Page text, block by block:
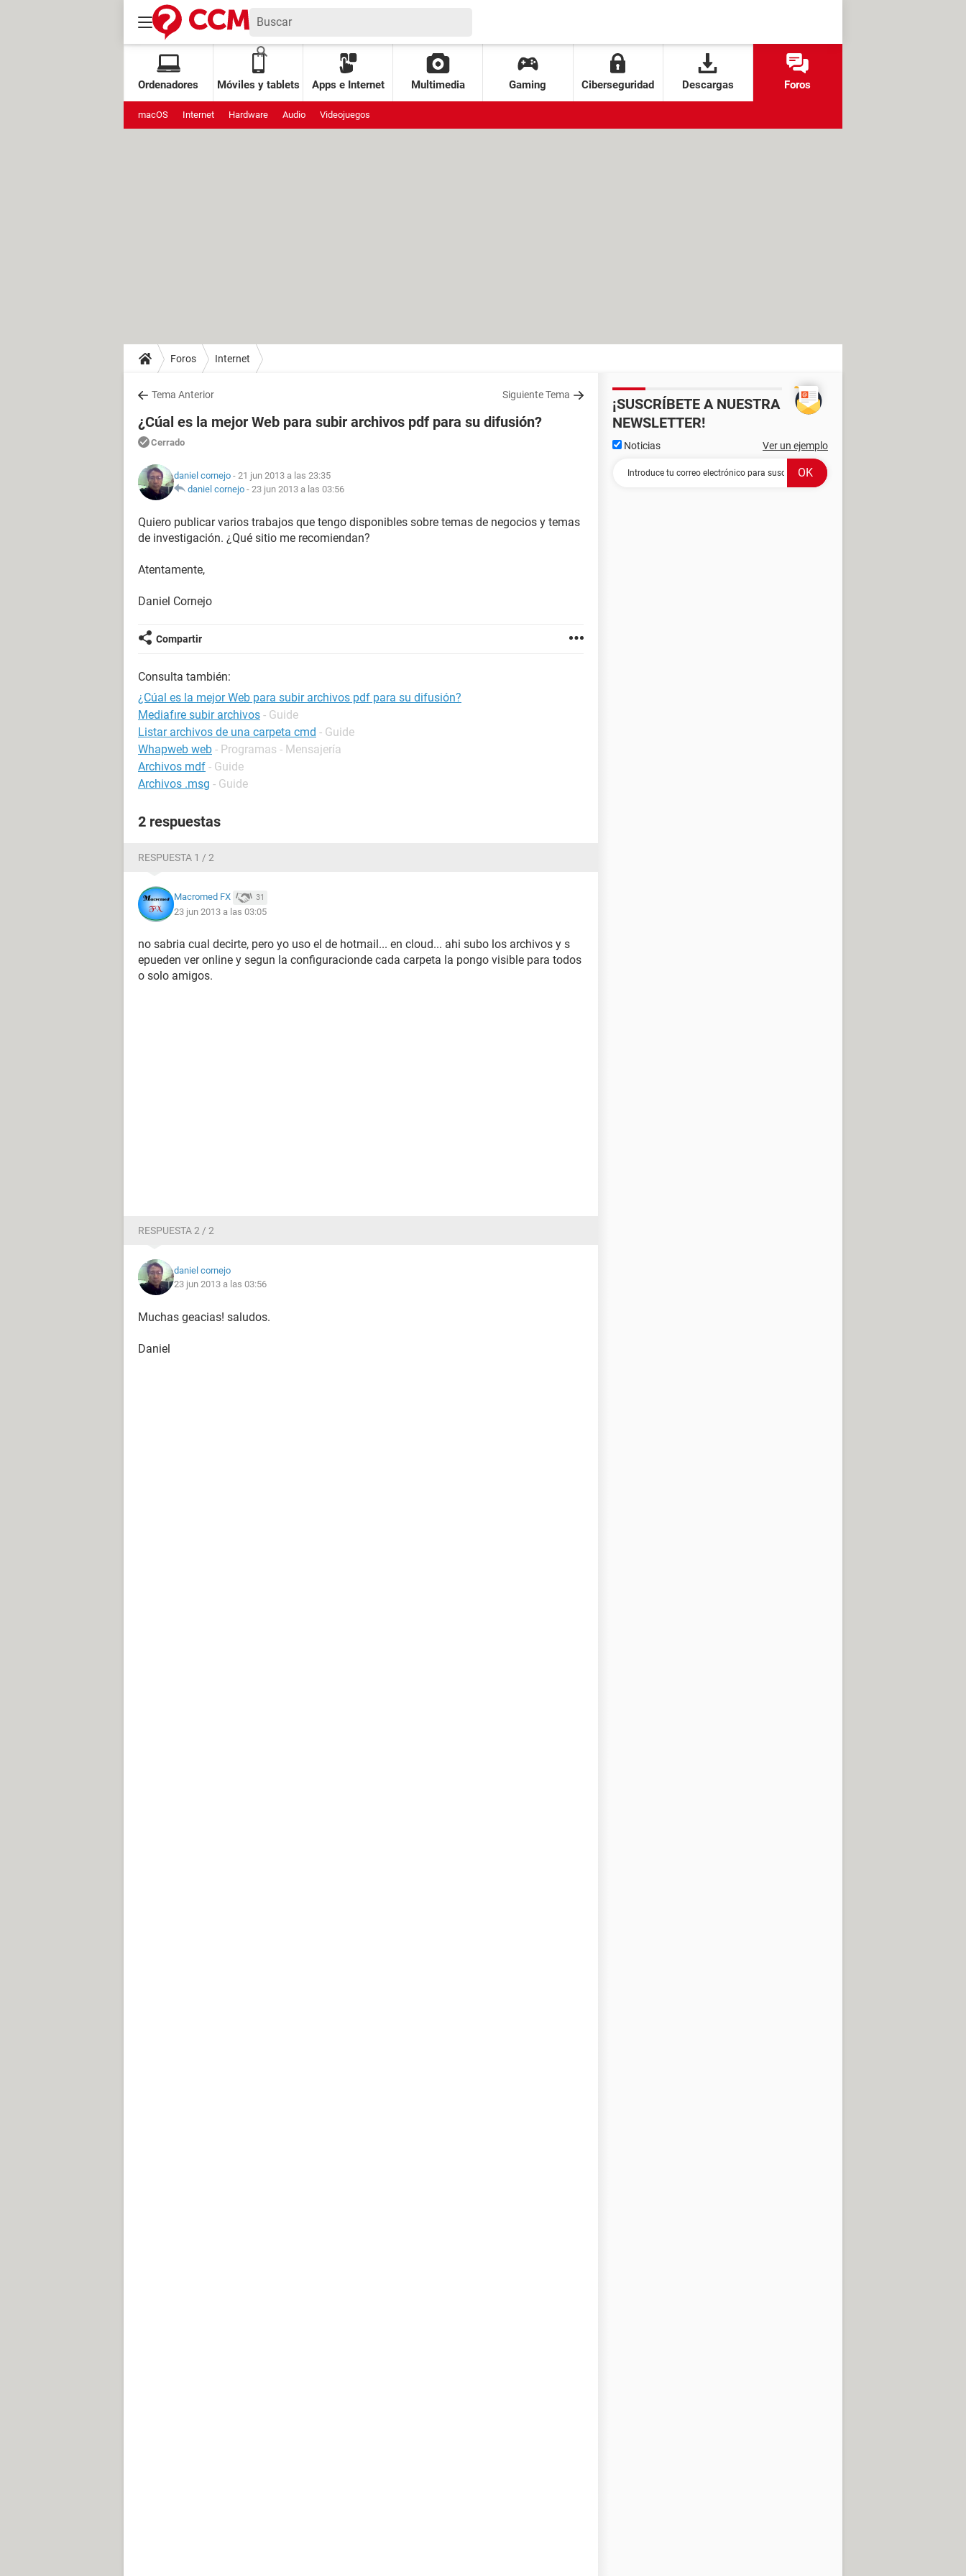
Ordenadores Móviles y tablets Apps e Internet Multimedia Gaming Ciberseguridad Descargas Foros
macOS Internet Hardware Audio Videojuegos
Foros Internet
Tema Anterior Siguiente Tema
¿Cúal es la mejor Web para subir archivos pdf para su difusión?
Cerrado
daniel cornejo - 21 jun 2013 a las 23:35
daniel cornejo - 23 jun 2013 a las 03:56
Quiero publicar varios trabajos que tengo disponibles sobre temas de negocios y temas
de investigación. ¿Qué sitio me recomiendan?
Atentamente,
Daniel Cornejo
Compartir
Consulta también:
¿Cúal es la mejor Web para subir archivos pdf para su difusión?
Mediafıre subir archivos - Guide
Listar archivos de una carpeta cmd - Guide
Whapweb web - Programas - Mensajería
Archivos mdf - Guide
Archivos .msg - Guide
2 respuestas
RESPUESTA 1 / 2
Macromed FX 31
23 jun 2013 a las 03:05
no sabria cual decirte, pero yo uso el de hotmail... en cloud... ahi subo los archivos y s
epueden ver online y segun la configuracionde cada carpeta la pongo visible para todos
o solo amigos.
RESPUESTA 2 / 2
daniel cornejo
23 jun 2013 a las 03:56
Muchas geacias! saludos.
Daniel
¡SUSCRÍBETE A NUESTRA
NEWSLETTER!
Noticias Ver un ejemplo